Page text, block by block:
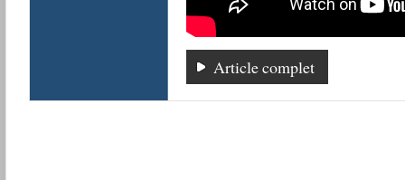
Article complet